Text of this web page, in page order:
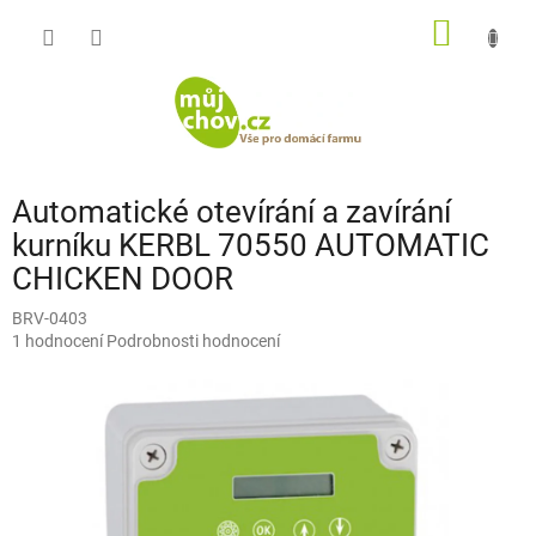
Automatické otevírání a zavírání
kurníku KERBL 70550 AUTOMATIC
CHICKEN DOOR
BRV-0403
Průměrné
1 hodnocení Podrobnosti hodnocení